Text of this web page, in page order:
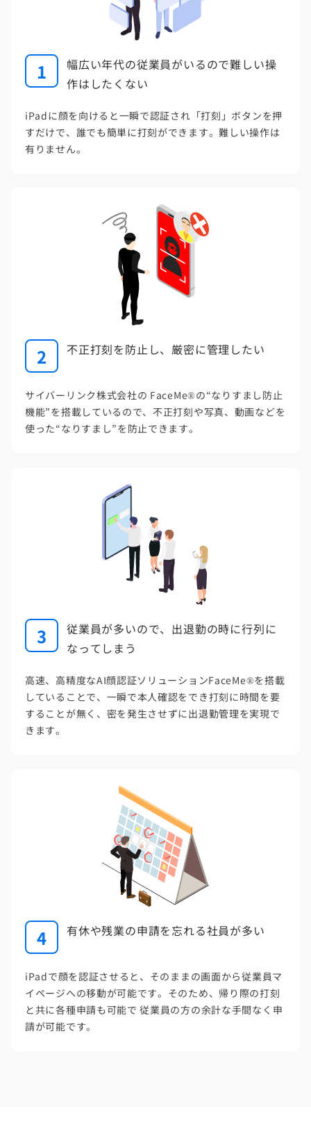
1
幅広い年代の従業員がいるので難しい操
作はしたくない
iPadに顔を向けると一瞬で認証され「打刻」ボタンを押
すだけで、誰でも簡単に打刻ができます。難しい操作は
有りません。
2 不正打刻を防止し、厳密に管理したい
サイバーリンク株式会社の FaceMe®の“なりすまし防止
機能”を搭載しているので、不正打刻や写真、動画などを
使った“なりすまし”を防止できます。
3
従業員が多いので、出退勤の時に行列に
なってしまう
高速、高精度なAI顔認証ソリューションFaceMe®を搭載
していることで、一瞬で本人確認をでき打刻に時間を要
することが無く、密を発生させずに出退勤管理を実現で
きます。
4 有休や残業の申請を忘れる社員が多い
iPadで顔を認証させると、そのままの画面から従業員マ
イページへの移動が可能です。そのため、帰り際の打刻
と共に各種申請も可能で 従業員の方の余計な手間なく申
請が可能です。